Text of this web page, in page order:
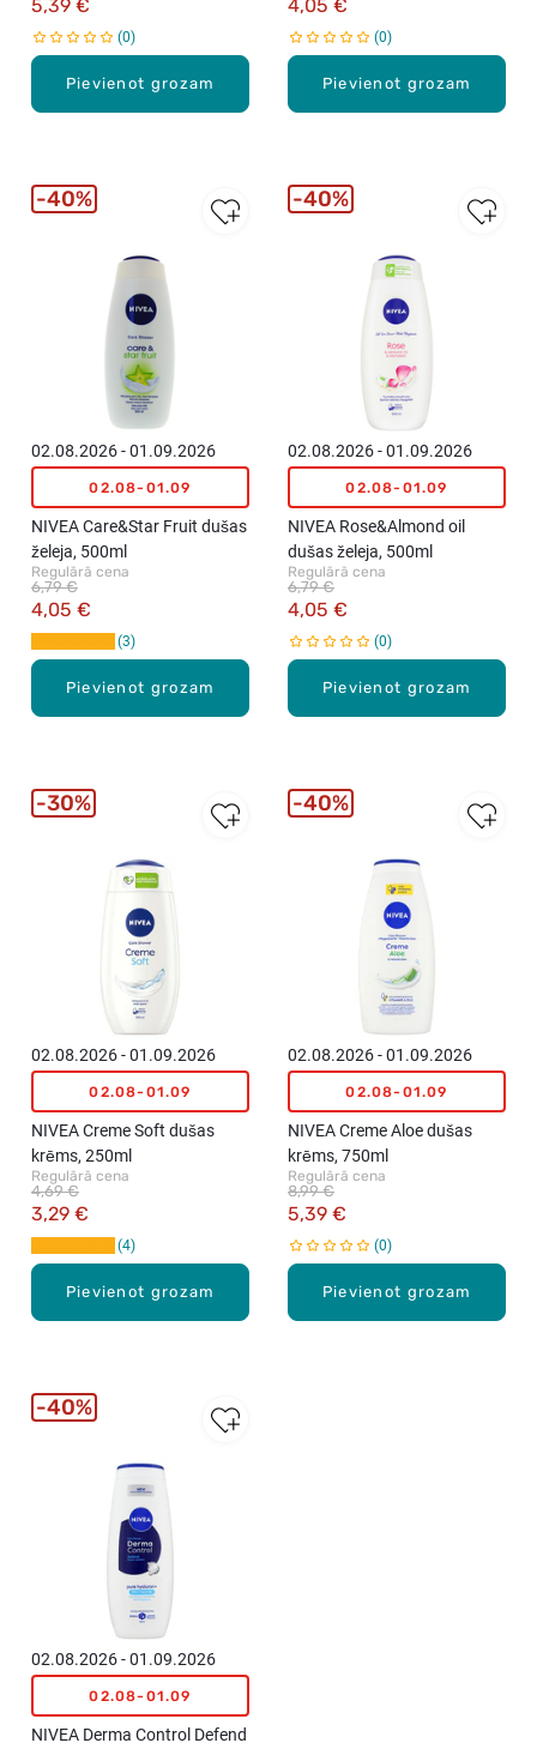
Pievienot grozam
5,39 €
0
Pievienot grozam
4,05 €
0
Pievienot grozam
02.08.2026 - 01.09.2026
02.08-01.09
NIVEA Care&Star Fruit dušas
želeja, 500ml
Regulārā cena
4,05 €
6,79 €
3
40%
Pievienot grozam
02.08.2026 - 01.09.2026
02.08-01.09
NIVEA Rose&Almond oil
dušas želeja, 500ml
Regulārā cena
4,05 €
6,79 €
0
40%
Pievienot grozam
02.08.2026 - 01.09.2026
02.08-01.09
NIVEA Creme Soft dušas
krēms, 250ml
Regulārā cena
3,29 €
4,69 €
4
30%
Pievienot grozam
02.08.2026 - 01.09.2026
02.08-01.09
NIVEA Creme Aloe dušas
krēms, 750ml
Regulārā cena
5,39 €
8,99 €
0
40%
02.08.2026 - 01.09.2026
02.08-01.09
NIVEA Derma Control Defend
40%